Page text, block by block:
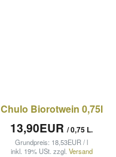
Chulo Biorotwein 0,75l
13,90EUR / 0,75 L.
Grundpreis: 18,53EUR / l
inkl. 19% USt. zzgl. Versand